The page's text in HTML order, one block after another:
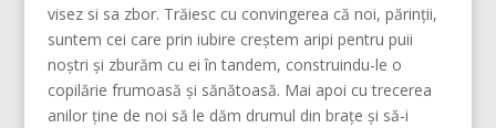
visez si sa zbor. Trăiesc cu convingerea că noi, părinţii,
suntem cei care prin iubire creştem aripi pentru puii
noştri şi zburăm cu ei în tandem, construindu-le o
copilărie frumoasă şi sănătoasă. Mai apoi cu trecerea
anilor ține de noi să le dăm drumul din braţe și să-i